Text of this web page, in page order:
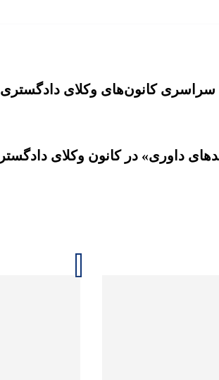
کانون‌های وکلای دادگستری
داوری» در کانون وکلای